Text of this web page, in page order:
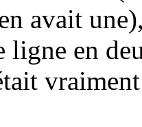
avait
ligne en